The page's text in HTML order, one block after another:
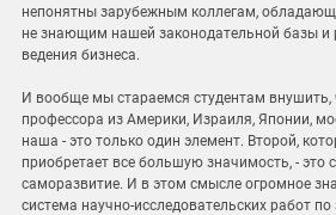
непонятны зарубежным коллегам,
не знающим нашей законодательной базы и
ведения бизнеса.
И вообще мы стараемся студентам внушить,
профессора из Америки, Израиля, Японии,
наша - это только один элемент. Второй,
приобретает все большую значимость, - это
саморазвитие. И в этом смысле огромное
система научно-исследовательских работ по